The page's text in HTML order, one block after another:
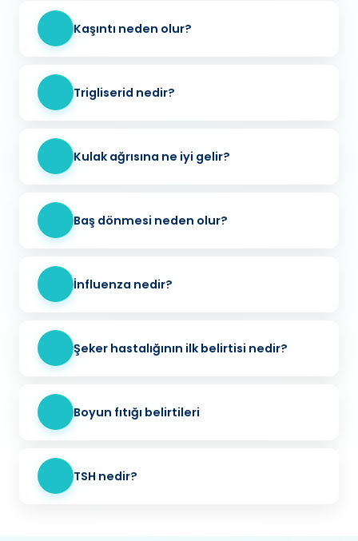
Kaşıntı neden olur?
Trigliserid nedir?
Kulak ağrısına ne iyi gelir?
Baş dönmesi neden olur?
İnfluenza nedir?
Şeker hastalığının ilk belirtisi nedir?
Boyun fıtığı belirtileri
TSH nedir?